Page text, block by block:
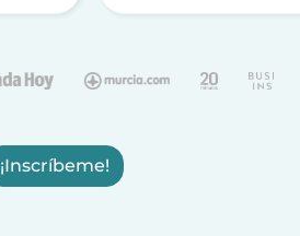
¡Inscríbeme!